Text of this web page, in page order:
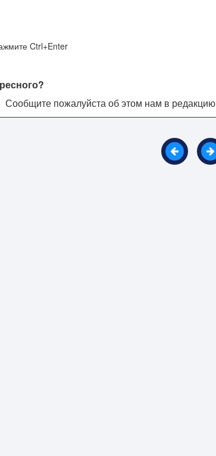
Сообщите пожалуйста об этом нам в редакцию
Ctrl+Enter